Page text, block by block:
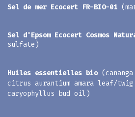
Sel de mer Ecocert FR-BIO-01
Sel d'Epsom Ecocert Cosmos
sulfate)
Huiles essentielles bio
citrus aurantium amara leaf/
caryophyllus bud oil)